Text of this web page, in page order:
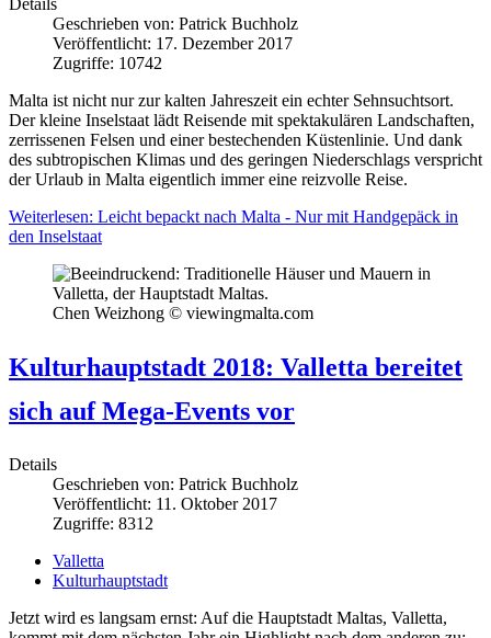
Geschrieben von: Patrick Buchholz
Veröffentlicht: 17. Dezember 2017
Zugriffe: 10742
Malta ist nicht nur zur kalten Jahreszeit ein echter Sehnsuchtsort.
Der kleine Inselstaat lädt Reisende mit spektakulären Landschaften,
zerrissenen Felsen und einer bestechenden Küstenlinie. Und dank
des subtropischen Klimas und des geringen Niederschlags verspricht
der Urlaub in Malta eigentlich immer eine reizvolle Reise.
Weiterlesen: Leicht bepackt nach Malta - Nur mit Handgepäck in
den Inselstaat
Chen Weizhong © viewingmalta.com
Kulturhauptstadt 2018: Valletta bereitet
sich auf Mega-Events vor
Details
Geschrieben von: Patrick Buchholz
Veröffentlicht: 11. Oktober 2017
Zugriffe: 8312
Valletta
Kulturhauptstadt
Jetzt wird es langsam ernst: Auf die Hauptstadt Maltas, Valletta,